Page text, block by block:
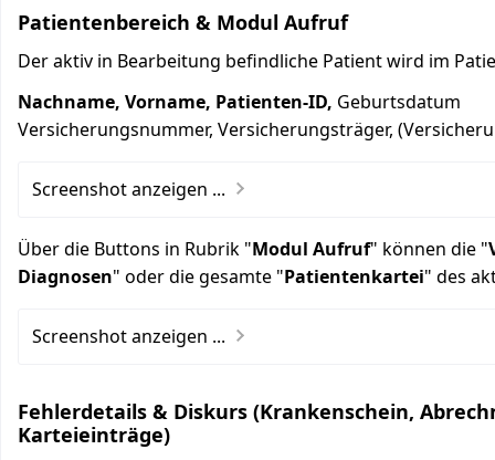
Patientenbereich & Modul Aufruf
Der aktiv in Bearbeitung befindliche Patient wird im
Nachname, Vorname, Patienten-ID, Geburtsdatum
Versicherungsnummer, Versicherungsträger,
Screenshot anzeigen ...
Über die Buttons in Rubrik "Modul Aufruf" können die "
Diagnosen" oder die gesamte "Patientenkartei" des
Screenshot anzeigen ...
Fehlerdetails & Diskurs (Krankenschein,
Karteieinträge)